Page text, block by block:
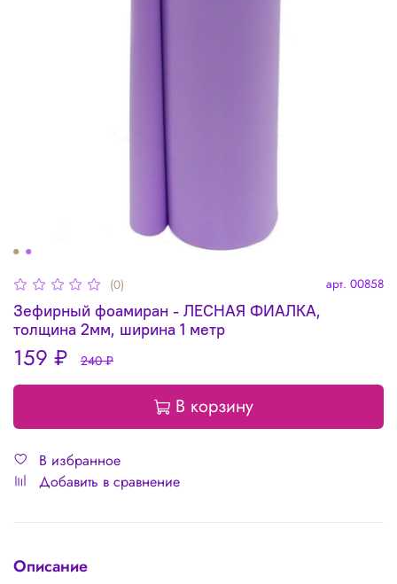
(0) арт. 00858
Зефирный фоамиран - ЛЕСНАЯ ФИАЛКА,
толщина 2мм, ширина 1 метр
159 ₽ 240 ₽
В корзину
В избранное
Добавить в сравнение
Описание